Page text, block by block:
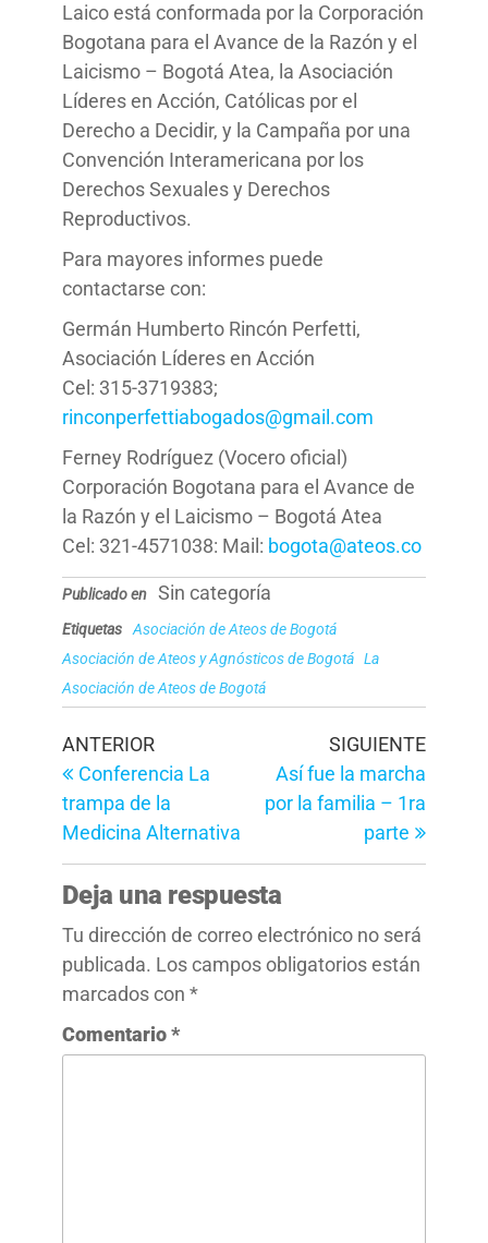
Laico está conformada por la Corporación
Bogotana para el Avance de la Razón y el
Laicismo – Bogotá Atea, la Asociación
Líderes en Acción, Católicas por el
Derecho a Decidir, y la Campaña por una
Convención Interamericana por los
Derechos Sexuales y Derechos
Reproductivos.
Para mayores informes puede
contactarse con:
Germán Humberto Rincón Perfetti,
Asociación Líderes en Acción
Cel: 315-3719383;
rinconperfettiabogados@gmail.com
Ferney Rodríguez (Vocero oficial)
Corporación Bogotana para el Avance de
la Razón y el Laicismo – Bogotá Atea
Cel: 321-4571038: Mail: bogota@ateos.co
Publicado en Sin categoría
Etiquetas
Asociación de Ateos de Bogotá
Asociación de Ateos y Agnósticos de Bogotá La
Asociación de Ateos de Bogotá
Navegación
de
entradas
Entrada
anterior
ANTERIOR
Conferencia La
trampa de la
Medicina Alternativa
SIGUIENTE
Así fue la marcha
por la familia – 1ra
parte
Deja una respuesta
Tu dirección de correo electrónico no será
publicada. Los campos obligatorios están
marcados con *
Comentario*